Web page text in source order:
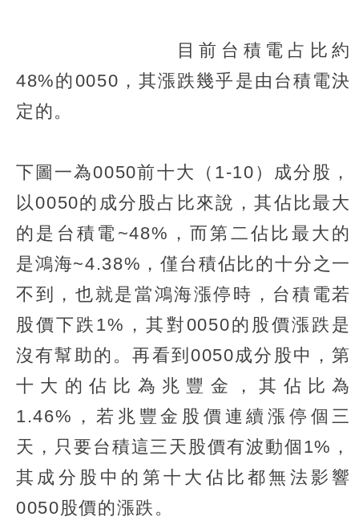
目前台積電占比約
48%的0050，其漲跌幾乎是由台積電決
定的。
下圖一為0050前十大（1-10）成分股，
以0050的成分股占比來說，其佔比最大
的是台積電~48%，而第二佔比最大的
是鴻海~4.38%，僅台積佔比的十分之一
不到，也就是當鴻海漲停時，台積電若
股價下跌1%，其對0050的股價漲跌是
沒有幫助的。再看到0050成分股中，第
十大的佔比為兆豐金，其佔比為
1.46%，若兆豐金股價連續漲停個三
天，只要台積這三天股價有波動個1%，
其成分股中的第十大佔比都無法影響
0050股價的漲跌。